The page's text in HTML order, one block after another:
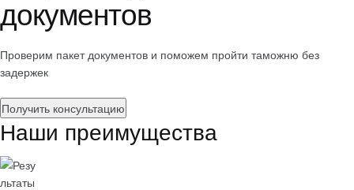
документов
Проверим пакет документов и поможем пройти таможню без
задержек
Получить консультацию
Наши преимущества